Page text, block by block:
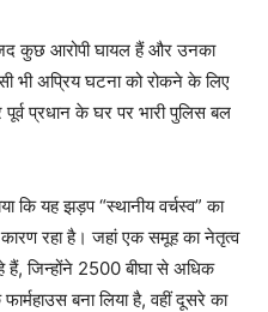
कुछ आरोपी घायल हैं और उनका
भी अप्रिय घटना को रोकने के लिए
प्रधान के घर पर भारी पुलिस बल
कि यह झड़प “स्थानीय वर्चस्व” का
कारण रहा है। जहां एक समूह का नेतृत्व
हैं, जिन्होंने 2500 बीघा से अधिक
बना लिया है, वहीं दूसरे का